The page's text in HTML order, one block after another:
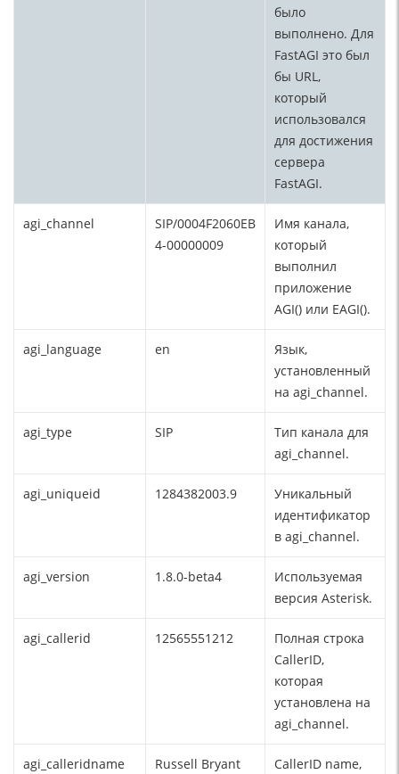
было
выполнено. Для
FastAGI это был
бы URL,
который
использовался
для достижения
сервера
FastAGI.
agi_channel
SIP/0004F2060EB
4-00000009
Имя канала,
который
выполнил
приложение
AGI() или EAGI().
agi_language en
Язык,
установленный
на agi_channel.
agi_type SIP
Тип канала для
agi_channel.
agi_uniqueid 1284382003.9
Уникальный
идентификатор
в agi_channel.
agi_version 1.8.0-beta4
Используемая
версия Asterisk.
agi_callerid 12565551212
Полная строка
CallerID,
которая
установлена на
agi_channel.
agi_calleridname Russell Bryant
CallerID name,